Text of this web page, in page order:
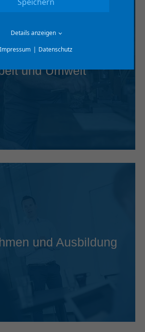
und Umwelt
und Ausbildung
Details anzeigen
Impressum
Datenschutz